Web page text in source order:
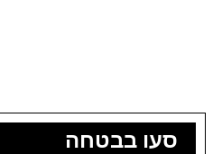
סעו בבטחה